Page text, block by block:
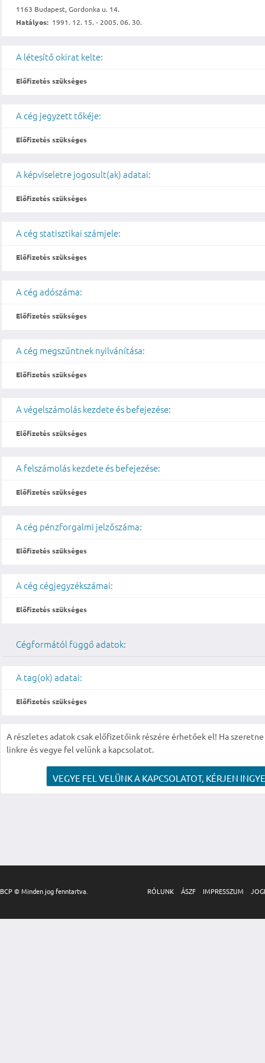
1163 Budapest, Gordonka u. 14.
Hatályos: 1991. 12. 15. - 2005. 06. 30.
A létesítő okirat kelte:
Előfizetés szükséges
A cég jegyzett tőkéje:
Előfizetés szükséges
A képviseletre jogosult(ak) adatai:
Előfizetés szükséges
A cég statisztikai számjele:
Előfizetés szükséges
A cég adószáma:
Előfizetés szükséges
A cég megszűntnek nyilvánítása:
Előfizetés szükséges
A végelszámolás kezdete és befejezése:
Előfizetés szükséges
A felszámolás kezdete és befejezése:
Előfizetés szükséges
A cég pénzforgalmi jelzőszáma:
Előfizetés szükséges
A cég cégjegyzékszámai:
Előfizetés szükséges
Cégformától függő adatok:
A tag(ok) adatai:
Előfizetés szükséges
A részletes adatok csak előfizetőink részére érhetőek el! Ha
linkre és vegye fel velünk a kapcsolatot.
VEGYE FEL VELÜNK A KAPCSOLATOT, KÉRJEN
BCP © Minden jog fenntartva. RÓLUNK ÁSZF IMPRESSZUM